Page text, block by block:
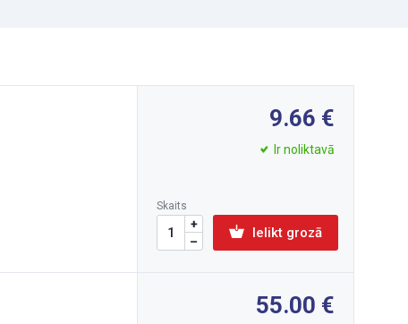
9.66
Ir noliktavā
Skaits
Ielikt grozā
55.00